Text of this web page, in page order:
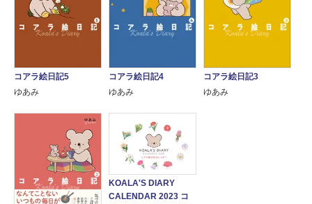
コアラ絵日記5
ゆあみ
コアラ絵日記4
ゆあみ
コアラ絵日記3
ゆあみ
KOALA'S DIARY
CALENDAR 2023 コ